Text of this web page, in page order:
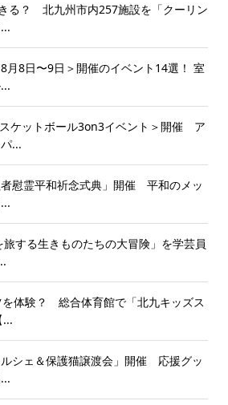
る？ 北九州市内257施設を「クーリン
月8日〜9日＞開催のイベント14選！ 室
ケットボール3on3イベント＞開催 ア
...
慰霊平和祈念式典」開催 平和のメッ
する生きものたちの大冒険」を学芸員
体験？ 総合体育館で「北九キッズス
...
シェ＆保護猫譲渡会」開催 応援グッ